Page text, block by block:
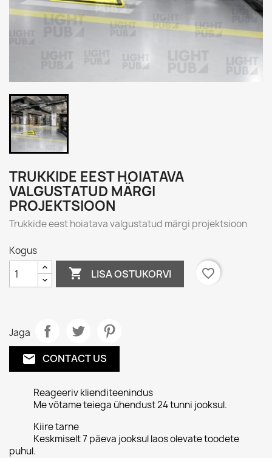
TRUKKIDE EEST HOIATAVA
VALGUSTATUD MÄRGI
PROJEKTSIOON
Trukkide eest hoiatava valgustatud märgi projektsioon
Kogus
 LISA OSTUKORVI favorite_border
Jaga
email CONTACT US
Reageeriv klienditeenindus
Me võtame teiega ühendust 24 tunni jooksul.
Kiire tarne
Keskmiselt 7 päeva jooksul laos olevate toodete
puhul.